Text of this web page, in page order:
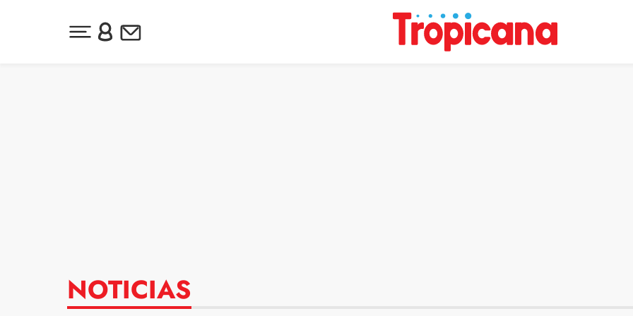
Desplegar menú principal
Inicia sesión o regístrate
Newsletter
NOTICIAS